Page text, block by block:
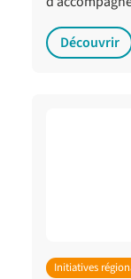
Découvrir
Initiatives